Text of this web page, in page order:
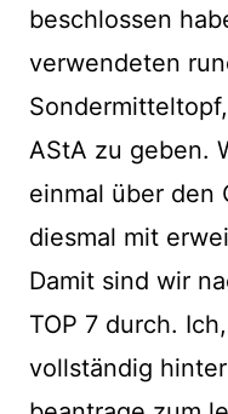
beschlossen
verwendeten
AStA zu geben.
einmal über den
diesmal mit
Damit sind wir
TOP 7 durch.
vollständig